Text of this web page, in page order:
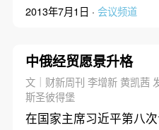
2013年7月1日 · 会议频道
中俄经贸愿景升格
文｜财新周刊 李增新 黄凯茜
斯圣彼得堡
在国家主席习近平第八